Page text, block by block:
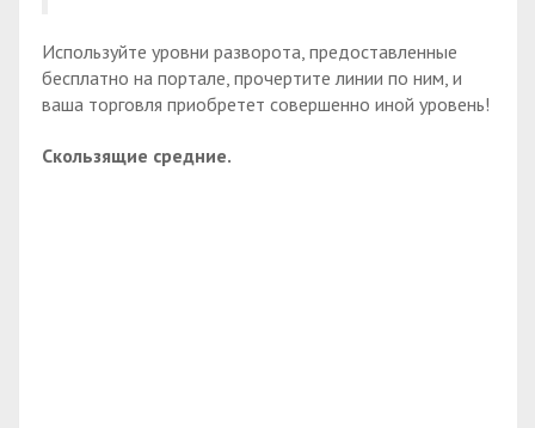
Используйте уровни разворота, предоставленные
бесплатно на портале, прочертите линии по ним, и
ваша торговля приобретет совершенно иной уровень!
Скользящие средние.